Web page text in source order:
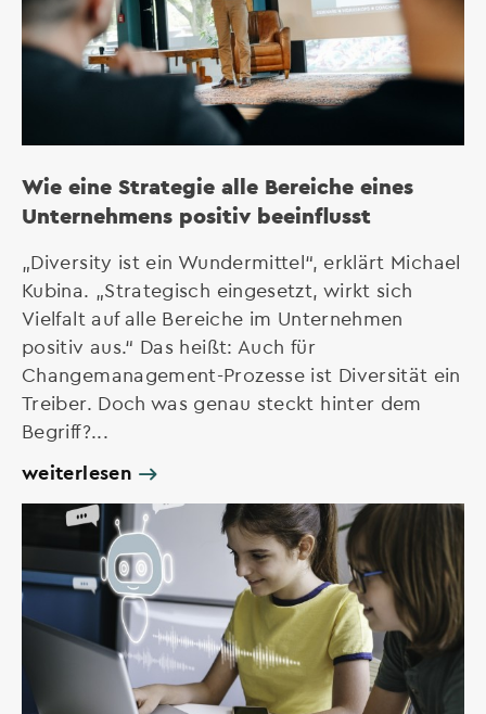
Wie eine Strategie alle Bereiche eines
Unternehmens positiv beeinflusst
„Diversity ist ein Wundermittel“, erklärt Michael
Kubina. „Strategisch eingesetzt, wirkt sich
Vielfalt auf alle Bereiche im Unternehmen
positiv aus.“ Das heißt: Auch für
Changemanagement-Prozesse ist Diversität ein
Treiber. Doch was genau steckt hinter dem
Begriff?...
weiterlesen